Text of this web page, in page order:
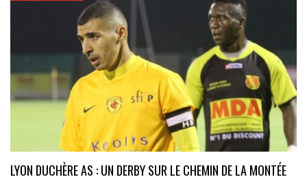
LYON DUCHÈRE AS : UN DERBY SUR LE CHEMIN DE LA MONTÉE